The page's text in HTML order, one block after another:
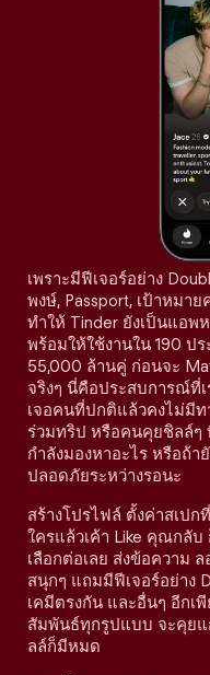
เพราะมีฟีเจอร์อย่าง
พงษ์, Passport, เป้าหมา
ทำให้ Tinder ยังเป็นแอ
พร้อมให้ใช้งานใน 190 ป
55,000 ล้านคู่ ก่อนจะ
จริงๆ นี่คือประสบการณ์ที่
เจอคนที่ปกติแล้วคงไม่มีท
ร่วมทริป หรือคนคุยชิลล์ๆ
กำลังมองหาอะไร หรือถ้
ปลอดภัยระหว่างรอนะ
สร้างโปรไฟล์ ตั้งค่าสเปก
ใครแล้วเค้า Like คุณกลั
เลือกต่อเลย ส่งข้อความ ล
สนุกๆ แถมมีฟีเจอร์อย่าง
เคมีตรงกัน และอื่นๆ อีกเ
สัมพันธ์ทุกรูปแบบ จะคุยแ
ลล์ก็มีหมด